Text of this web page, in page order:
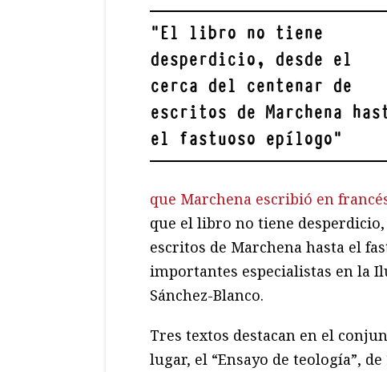
"El libro no tiene
desperdicio, desde el
cerca del centenar de
escritos de Marchena
el fastuoso epílogo"
que Marchena escribió en
que el libro no tiene
escritos de Marchena hasta el
importantes especialistas en la
Sánchez-Blanco.
Tres textos destacan en el
lugar, el “Ensayo de teología”,